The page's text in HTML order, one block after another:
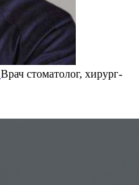
Врач стоматолог, хирург-